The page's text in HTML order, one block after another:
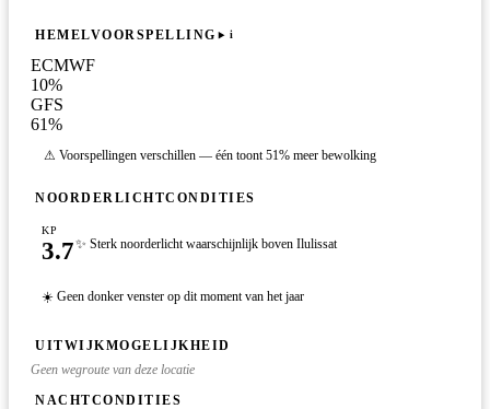
HEMELVOORSPELLING i
ECMWF
10%
GFS
61%
⚠ Voorspellingen verschillen — één toont 51% meer bewolking
NOORDERLICHTCONDITIES
KP
3.7✨ Sterk noorderlicht waarschijnlijk boven Ilulissat
☀️ Geen donker venster op dit moment van het jaar
UITWIJKMOGELIJKHEID
Geen wegroute van deze locatie
NACHTCONDITIES